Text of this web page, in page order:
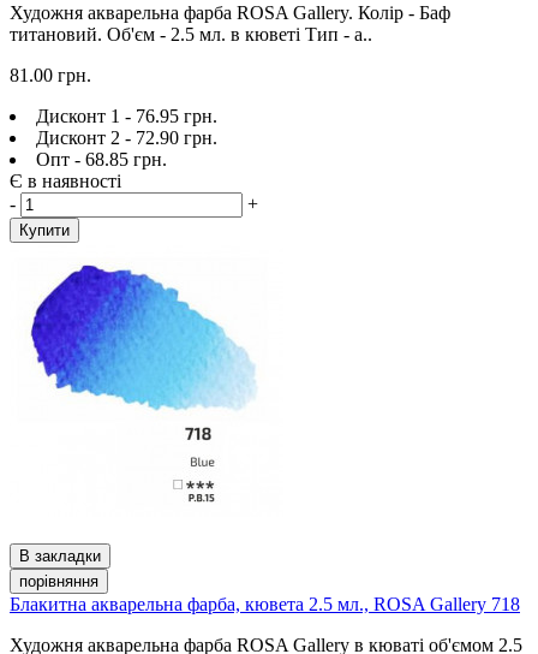
Художня акварельна фарба ROSA Gallery. Колір - Баф
титановий. Об'єм - 2.5 мл. в кюветі Тип - а..
81.00 грн.
Дисконт 1 - 76.95 грн.
Дисконт 2 - 72.90 грн.
Опт - 68.85 грн.
Є в наявності
-
+
Купити
В закладки
порівняння
Блакитна акварельна фарба, кювета 2.5 мл., ROSA Gallery 718
Художня акварельна фарба ROSA Gallery в кюваті об'ємом 2.5